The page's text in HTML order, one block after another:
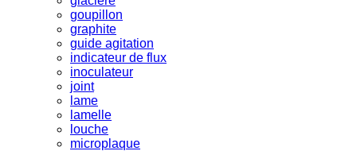
goupillon
graphite
guide agitation
indicateur de flux
inoculateur
joint
lame
lamelle
louche
microplaque